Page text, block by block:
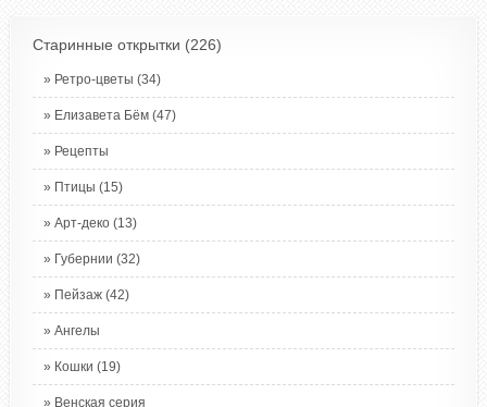
Старинные открытки (226)
Ретро-цветы (34)
Елизавета Бём (47)
Рецепты
Птицы (15)
Арт-деко (13)
Губернии (32)
Пейзаж (42)
Ангелы
Кошки (19)
Венская серия